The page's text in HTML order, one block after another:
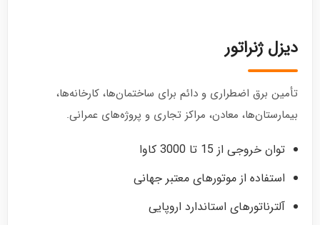
دیزل ژنراتور
تأمین برق اضطراری و دائم برای ساختمان‌ها، کارخانه‌ها،
بیمارستان‌ها، معادن، مراکز تجاری و پروژه‌های عمرانی.
توان خروجی از 15 تا 3000 کاوا
استفاده از موتورهای معتبر جهانی
آلترناتورهای استاندارد اروپایی